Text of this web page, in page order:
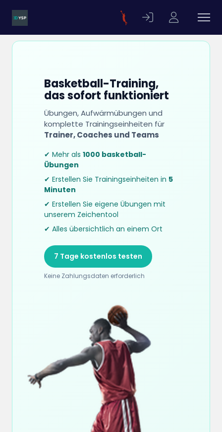
Basketball-Training,
das sofort funktioniert
Übungen, Aufwärmübungen und
komplette Trainingseinheiten für
Trainer, Coaches und Teams
✔ Mehr als 1000 basketball-
Übungen
✔ Erstellen Sie Trainingseinheiten in 5
Minuten
✔ Erstellen Sie eigene Übungen mit
unserem Zeichentool
✔ Alles übersichtlich an einem Ort
7 Tage kostenlos testen
Keine Zahlungsdaten erforderlich